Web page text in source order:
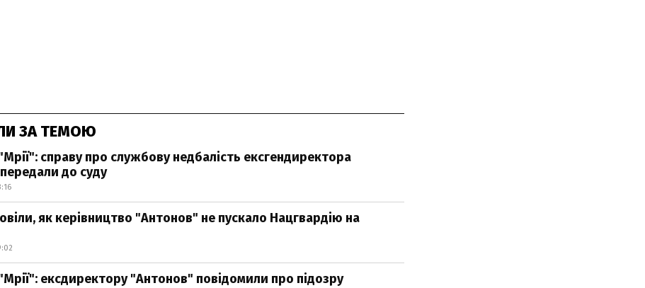
ЗА ТЕМОЮ
справу про службову недбалість ексгендиректора
до суду
як керівництво "Антонов" не пускало Нацгвардію на
ексдиректору "Антонов" повідомили про підозру